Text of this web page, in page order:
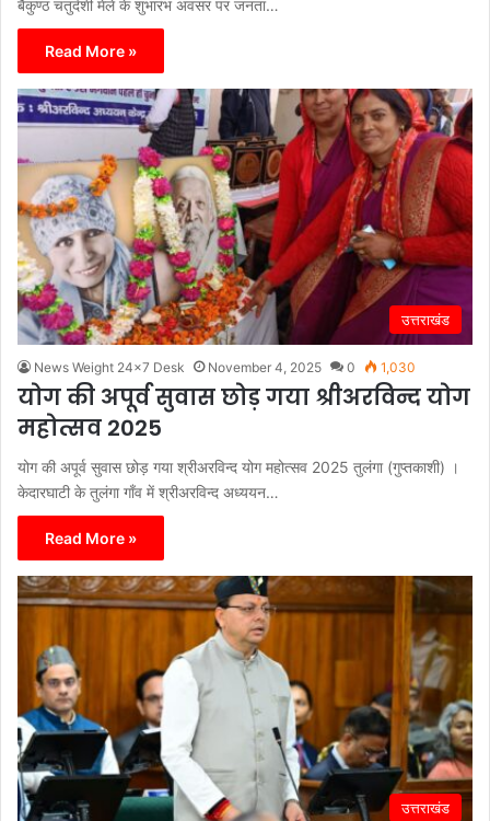
बैकुण्ठ चतुर्दशी मेले के शुभारंभ अवसर पर जनता…
Read More »
उत्तराखंड
News Weight 24x7 Desk November 4, 2025 0 1,030
योग की अपूर्व सुवास छोड़ गया श्रीअरविन्द योग
महोत्सव 2025
योग की अपूर्व सुवास छोड़ गया श्रीअरविन्द योग महोत्सव 2025 तुलंगा (गुप्तकाशी) ।
केदारघाटी के तुलंगा गाँव में श्रीअरविन्द अध्ययन…
Read More »
उत्तराखंड